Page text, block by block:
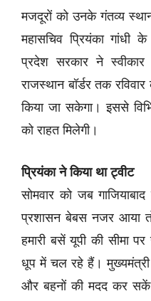
मजदूरों को उनके गंतव्य
महासचिव प्रियंका
प्रदेश सरकार ने
राजस्थान बॉर्डर तक
किया जा सकेगा। इससे
को राहत मिलेगी।
प्रियंका ने किया था ट्वीट
सोमवार को जब
प्रशासन बेबस नजर आया तो
हमारी बसें यूपी की सीमा
धूप में चल रहे हैं। मुख्यमंत्री
और बहनों की मदद कर